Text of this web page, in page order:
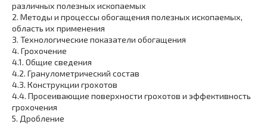
различных полезных ископаемых
2. Методы и процессы обогащения полезных ископаемых,
область их применения
3. Технологические показатели обогащения
4. Грохочение
4.1. Общие сведения
4.2. Гранулометрический состав
4.3. Конструкции грохотов
4.4. Просеивающие поверхности грохотов и эффективность
грохочения
5. Дробление